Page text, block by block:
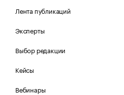
Лента публикаций
Эксперты
Выбор редакции
Кейсы
Вебинары